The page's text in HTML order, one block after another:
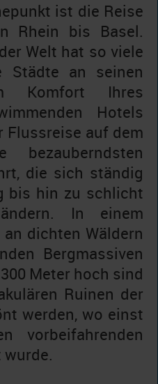
ist die Reise
Rhein bis Basel.
Welt hat so viele
Städte an seinen
Komfort Ihres
Hotels
Flussreise auf dem
die sich ständig
bis hin zu schlicht
In einem
dichten Wäldern
Bergmassiven
Meter hoch sind
Ruinen der
werden, wo einst
vorbeifahrenden